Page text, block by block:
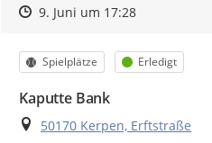
Zeitpunkt des Erstellens
Zeitpunkt des Erstellens
9. Juni um 17:28Zur Äußerung
Kategorie
Spielplätze Status
Erledigt
Kaputte Bank
Ort
50170 Kerpen, Erftstraße